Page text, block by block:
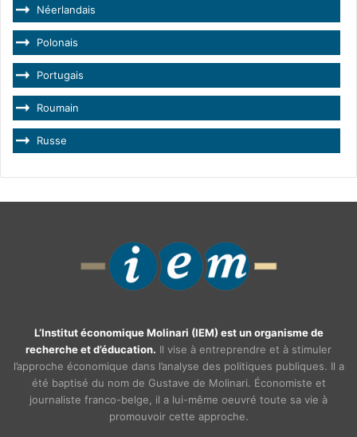
Néerlandais
Polonais
Portugais
Roumain
Russe
L’Institut économique Molinari (IEM) est un organisme de
recherche et d’éducation. Il vise à entreprendre et à stimuler
l’approche économique dans l’analyse des politiques publiques. Il a
été baptisé du nom de Gustave de Molinari. Économiste et
journaliste franco-belge, il a lui-même oeuvré toute sa vie à
promouvoir cette approche.